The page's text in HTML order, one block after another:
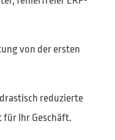
von der ersten
reduzierte
für Ihr Geschäft.